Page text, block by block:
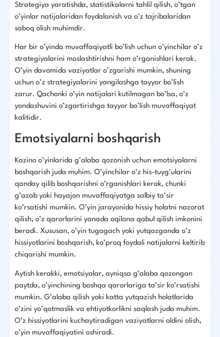
Strategiya yaratishda, statistikalarni tahlil qilish, o’tgan
o’yinlar natijalaridan foydalanish va o’z tajribalaridan
saboq olish muhimdir.
Har bir o’yinda muvaffaqiyatli bo’lish uchun o’yinchilar o’z
strategiyalarini moslashtirishni ham o’rganishlari kerak.
O’yin davomida vaziyatlar o’zgarishi mumkin, shuning
uchun o’z strategiyalarini yangilashga tayyor bo’lish
zarur. Qachonki o’yin natijalari kutilmagan bo’lsa, o’z
yondashuvini o’zgartirishga tayyor bo’lish muvaffaqiyat
kalitidir.
Emotsiyalarni boshqarish
Kazino o’yinlarida g’alaba qozonish uchun emotsiyalarni
boshqarish juda muhim. O’yinchilar o’z his-tuyg’ularini
qanday qilib boshqarishni o’rganishlari kerak, chunki
g’azab yoki hayajon muvaffaqiyatga salbiy ta’sir
ko’rsatishi mumkin. O’yin jarayonida hissiy holatni nazorat
qilish, o’z qarorlarini yanada oqilona qabul qilish imkonini
beradi. Xususan, o’yin tugagach yoki yutqazganda o’z
hissiyotlarini boshqarish, ko’proq foydali natijalarni keltirib
chiqarishi mumkin.
Aytish kerakki, emotsiyalar, ayniqsa g’alaba qozongan
paytda, o’yinchining boshqa qarorlariga ta’sir ko’rsatishi
mumkin. G’alaba qilish yoki katta yutqazish holatlarida
o’zini yo’qotmaslik va ehtiyotkorlikni saqlash juda muhim.
O’z hissiyotlarini kuchaytiradigan vaziyatlarni oldini olish,
o’yin muvaffaqiyatini oshiradi.